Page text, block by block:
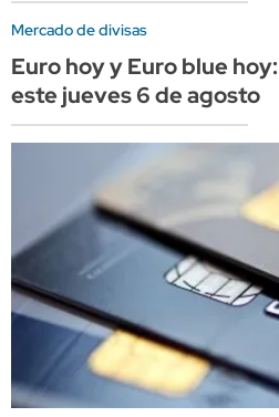
Mercado de divisas
Euro hoy y Euro blue
este jueves 6 de agosto